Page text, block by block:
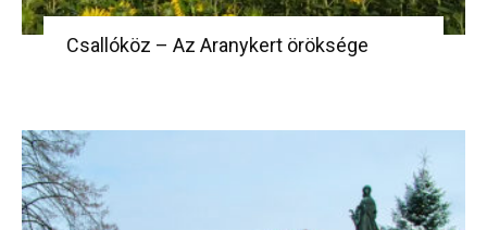
Csallóköz – Az Aranykert öröksége